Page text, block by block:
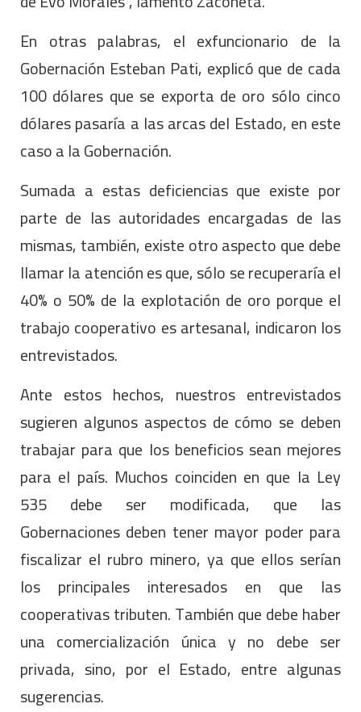
En otras palabras, el exfuncionario de la
Gobernación Esteban Pati, explicó que de cada
100 dólares que se exporta de oro sólo cinco
dólares pasaría a las arcas del Estado, en este
caso a la Gobernación.
Sumada a estas deficiencias que existe por
parte de las autoridades encargadas de las
mismas, también, existe otro aspecto que debe
llamar la atención es que, sólo se recuperaría el
40% o 50% de la explotación de oro porque el
trabajo cooperativo es artesanal, indicaron los
entrevistados.
Ante estos hechos, nuestros entrevistados
sugieren algunos aspectos de cómo se deben
trabajar para que los beneficios sean mejores
para el país. Muchos coinciden en que la Ley
535 debe ser modificada, que las
Gobernaciones deben tener mayor poder para
fiscalizar el rubro minero, ya que ellos serían
los principales interesados en que las
cooperativas tributen. También que debe haber
una comercialización única y no debe ser
privada, sino, por el Estado, entre algunas
sugerencias.